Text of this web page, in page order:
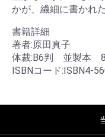
かが、繊細に書かれた
書籍詳細
著者:原田真子
体裁:B6判 並製本
ISBNコード:ISBN4-